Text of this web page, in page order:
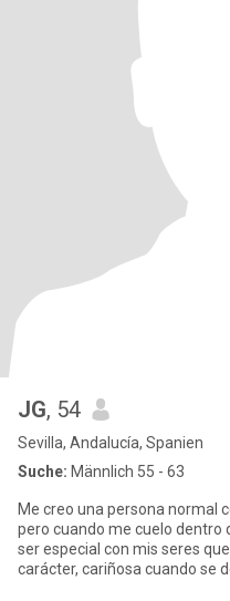
JG, 54
Sevilla, Andalucía, Spanien
Suche: Männlich 55 - 63
Me creo una persona normal
pero cuando me cuelo dentro
ser especial con mis seres
carácter, cariñosa cuando se